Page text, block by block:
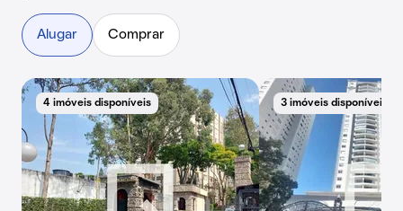
Alugar Comprar
4 imóveis disponíveis 3 imóveis disponíveis